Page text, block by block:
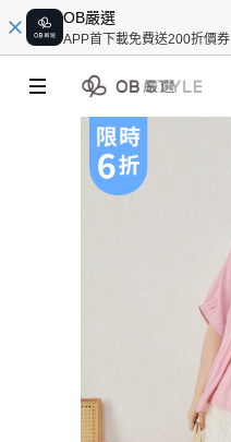
OB嚴選
APP首下載免費送200折價券